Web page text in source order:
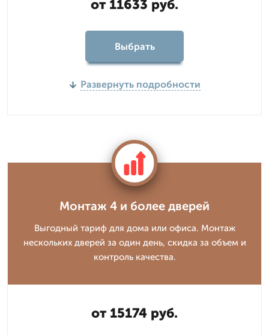
от 11633 руб.
Выбрать
Развернуть подробности
Монтаж 4 и более дверей
Выгодный тариф для дома или офиса. Монтаж
нескольких дверей за один день, скидка за объем и
контроль качества.
от 15174 руб.